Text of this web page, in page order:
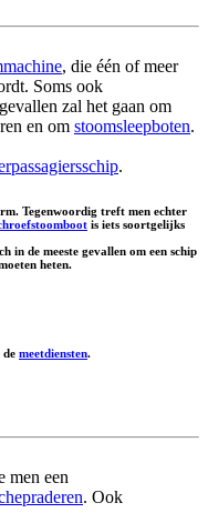
, die één of meer
Soms ook
zal het gaan om
en om stoomsleepboten.
.
Tegenwoordig treft men echter
is iets soortgelijks
in de meeste gevallen om een schip
heten.
de meetdiensten.
men een
. Ook